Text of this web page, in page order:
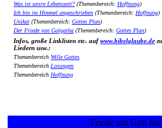
Was ist unsre Lebenszeit? (Themenbereich: Hoffnung)
Ich bin im Himmel angeschrieben (Themenbereich: Hoffnung)
Unikat (Themenbereich: Gottes Plan)
Der Friede von Golgatha (Themenbereich: Gottes Plan)
Infos, große Linklisten etc. aufwww.bibelglaube.de
Liedern usw.:
Themenbereich Wille Gottes
Themenbereich Losungen
Themenbereich Hoffnung
Friede mit Gott